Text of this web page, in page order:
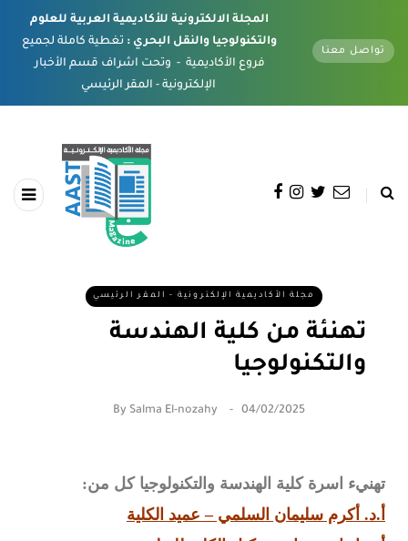
المجلة الالكترونية للأكاديمية العربية للعلوم
والتكنولوجيا والنقل البحري : تغطية كاملة لجميع
فروع الأكاديمية - وتحت اشراف قسم الأخبار
تواصل معنا
مجلة الأكاديمية الإلكترونية - المقر الرئيسي
تهنئة من كلية الهندسة
والتكنولوجيا
By Salma El-nozahy 04/02/2025
تهنيء اسرة كلية الهندسة والتكنولوجيا كل من:
أ.د. أكرم سليمان السلمي – عميد الكلية